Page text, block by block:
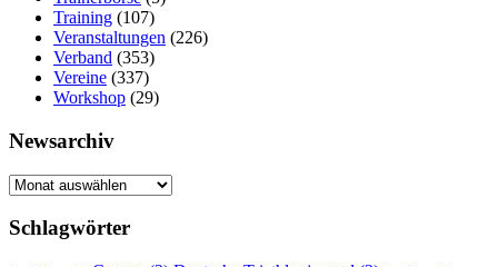
Training (107)
Veranstaltungen (226)
Verband (353)
Vereine (337)
Workshop (29)
Newsarchiv
Newsarchiv
Schlagwörter